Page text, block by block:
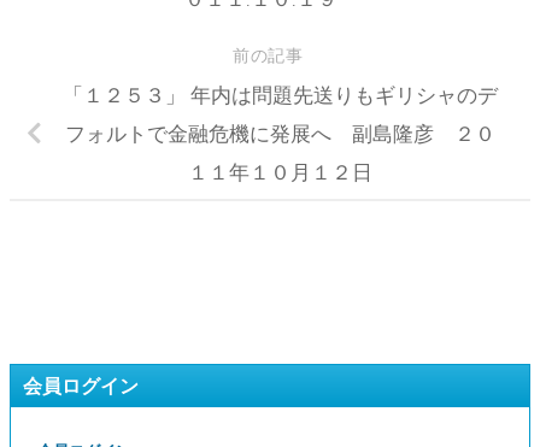
前の記事
「１２５３」 年内は問題先送りもギリシャのデ
フォルトで金融危機に発展へ 副島隆彦 ２０
１１年１０月１２日
会員ログイン